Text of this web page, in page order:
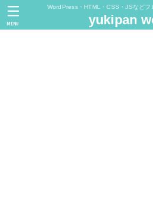
WordPress・HTML・CSS・JSなどフ
yukipan
MENU